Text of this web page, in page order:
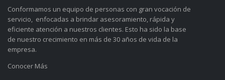
Conformamos un equipo de personas con gran vocación de
servicio, enfocadas a brindar asesoramiento, rápida y
eficiente atención a nuestros clientes. Esto ha sido la base
de nuestro crecimiento en más de 30 años de vida de la
empresa.
Conocer Más